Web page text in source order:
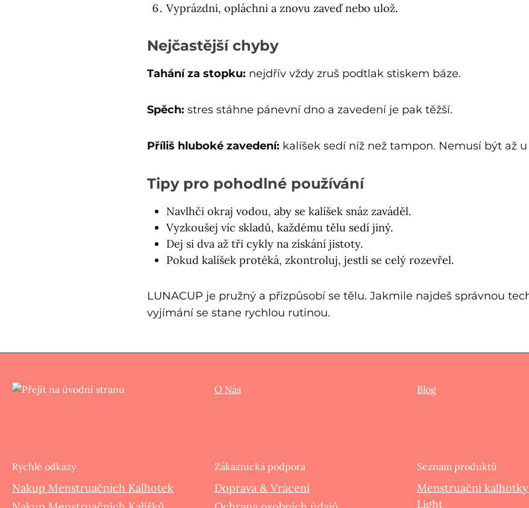
Vyprázdni, opláchni a znovu zaveď nebo ulož.
Nejčastější chyby
Tahání za stopku: nejdřív vždy zruš podtlak stiskem báze.
Spěch: stres stáhne pánevní dno a zavedení je pak těžší.
Příliš hluboké zavedení: kalíšek sedí níž než tampon. Nemusí být až
Tipy pro pohodlné používání
Navlhči okraj vodou, aby se kalíšek snáz zaváděl.
Vyzkoušej víc skladů, každému tělu sedí jiný.
Dej si dva až tři cykly na získání jistoty.
Pokud kalíšek protéká, zkontroluj, jestli se celý rozevřel.
LUNACUP je pružný a přizpůsobí se tělu. Jakmile najdeš správnou
vyjímání se stane rychlou rutinou.
O Nás Blog
Rychlé odkazy
Nakup Menstruačních Kalhotek
Zákaznická podpora
Doprava & Vrácení
Seznam produktů
Menstruační kalhotky
Light